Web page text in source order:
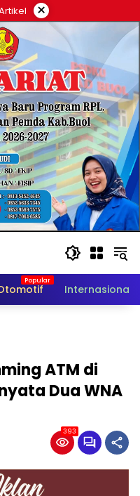
×
Internasional
ATM di
Dua WNA
393